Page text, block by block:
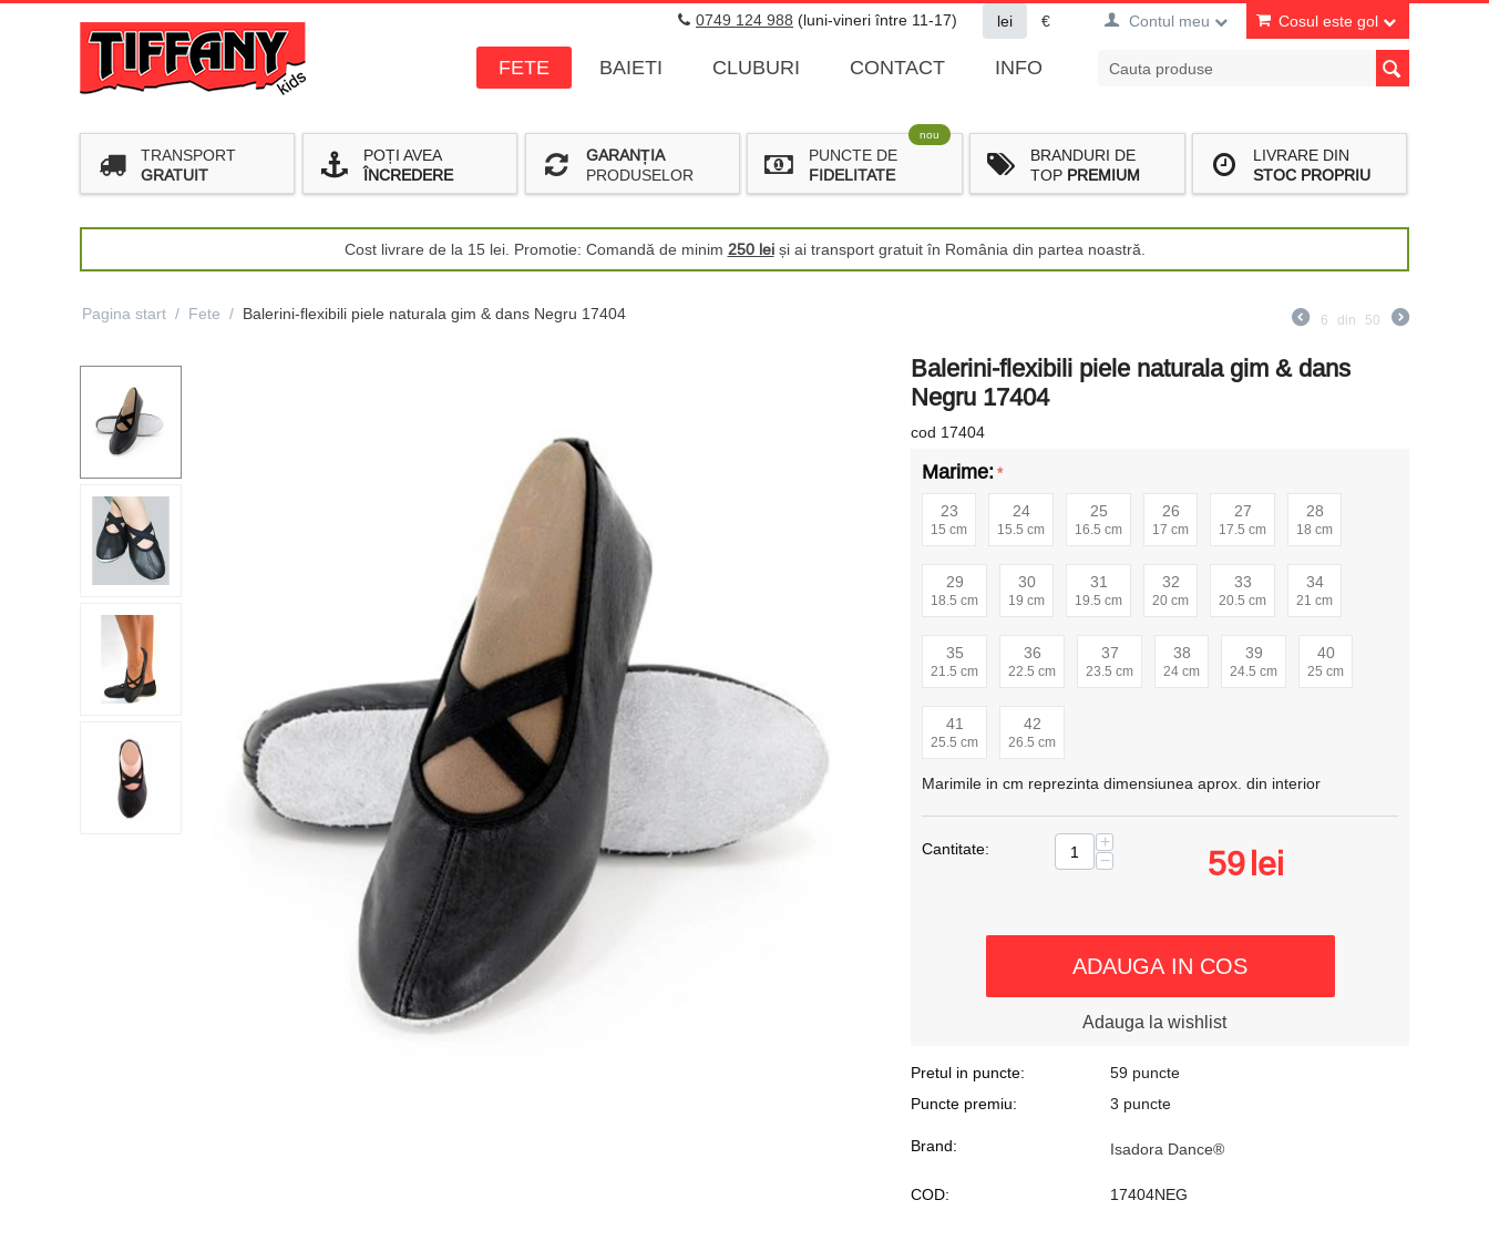
Cosul este gol
Contul meu
lei €
0749 124 988 (luni-vineri între 11-17)
FETE BAIETI CLUBURI CONTACT INFO
TRANSPORT
GRATUIT
POȚI AVEA
ÎNCREDERE
GARANȚIA
PRODUSELOR
nou
PUNCTE DE
FIDELITATE
BRANDURI DE
TOP PREMIUM
LIVRARE DIN
STOC PROPRIU
Cost livrare de la 15 lei. Promotie: Comandă de minim 250 leiși ai transport gratuit în România din partea noastră.
Pagina start / Fete / Balerini-flexibili piele naturala gim & dans Negru 17404 6 din 50
Balerini-flexibili piele naturala gim & dans
Negru 17404
cod 17404
Marime:
23
15 cm
24
15.5 cm
25
16.5 cm
26
17 cm
27
17.5 cm
28
18 cm
29
18.5 cm
30
19 cm
31
19.5 cm
32
20 cm
33
20.5 cm
34
21 cm
35
21.5 cm
36
22.5 cm
37
23.5 cm
38
24 cm
39
24.5 cm
40
25 cm
41
25.5 cm
42
26.5 cm
Marimile in cm reprezinta dimensiunea aprox. din interior
Cantitate:
+
−
59 lei
ADAUGA IN COS
Adauga la wishlist
Pretul in puncte:
59 puncte
Puncte premiu:
3 puncte
Brand: Isadora Dance®
COD: 17404NEG